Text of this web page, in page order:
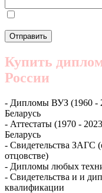
Купить
России
- Дипломы ВУЗ (1960 -
Беларусь
- Аттестаты (1970 -
Беларусь
- Свидетельства ЗАГС
отцовстве)
- Дипломы любых
- Свидетельства и и
квалификации